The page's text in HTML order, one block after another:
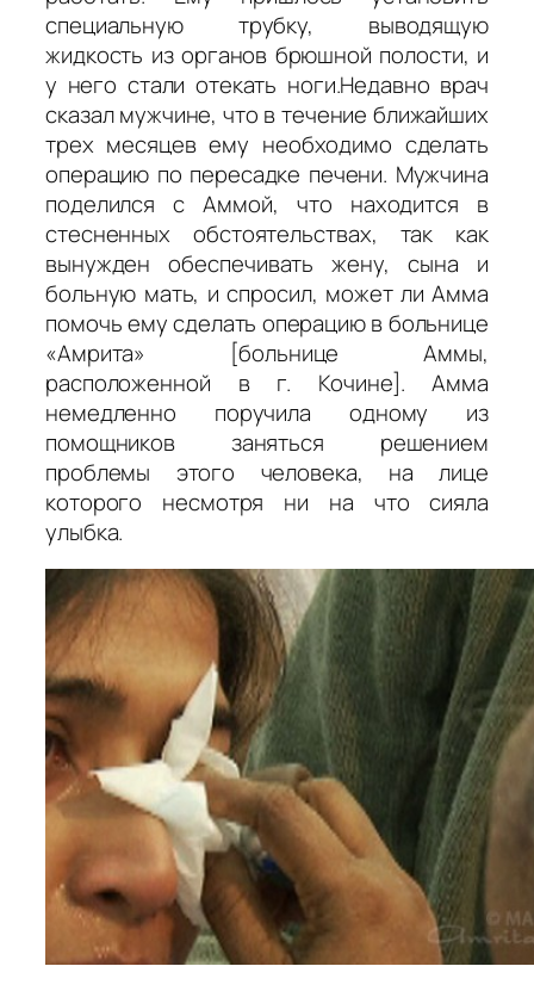
специальную трубку, выводящую
жидкость из органов брюшной полости, и
у него стали отекать ноги.Недавно врач
сказал мужчине, что в течение ближайших
трех месяцев ему необходимо сделать
операцию по пересадке печени. Мужчина
поделился с Аммой, что находится в
стесненных обстоятельствах, так как
вынужден обеспечивать жену, сына и
больную мать, и спросил, может ли Амма
помочь ему сделать операцию в больнице
«Амрита» [больнице Аммы,
расположенной в г. Кочине]. Амма
немедленно поручила одному из
помощников заняться решением
проблемы этого человека, на лице
которого несмотря ни на что сияла
улыбка.